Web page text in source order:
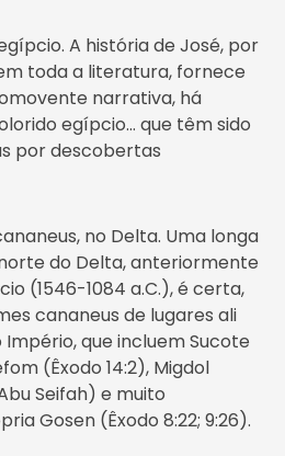
A história de José, por
toda a literatura, fornece
narrativa, há
egípcio… que têm sido
por descobertas
no Delta. Uma longa
do Delta, anteriormente
(1546-1084 a.C.), é certa,
cananeus de lugares ali
que incluem Sucote
(Êxodo 14:2), Migdol
Seifah) e muito
Gosen (Êxodo 8:22; 9:26).